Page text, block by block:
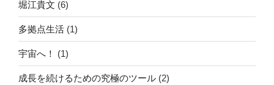
堀江貴文 (6)
多拠点生活 (1)
宇宙へ！ (1)
成長を続けるための究極のツール (2)